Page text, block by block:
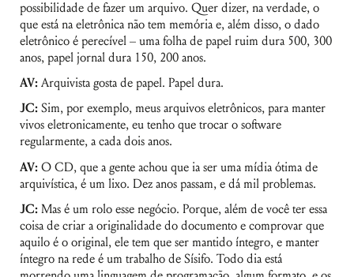
possibilidade de fazer um arquivo. Quer dizer, na verdade, o
que está na eletrônica não tem memória e, além disso, o dado
eletrônico é perecível – uma folha de papel ruim dura 500, 300
anos, papel jornal dura 150, 200 anos.
AV: Arquivista gosta de papel. Papel dura.
JC: Sim, por exemplo, meus arquivos eletrônicos, para manter
vivos eletronicamente, eu tenho que trocar o software
regularmente, a cada dois anos.
AV: O CD, que a gente achou que ia ser uma mídia ótima de
arquivística, é um lixo. Dez anos passam, e dá mil problemas.
JC: Mas é um rolo esse negócio. Porque, além de você ter essa
coisa de criar a originalidade do documento e comprovar que
aquilo é o original, ele tem que ser mantido íntegro, e manter
íntegro na rede é um trabalho de Sísifo. Todo dia está